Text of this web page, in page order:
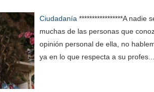
Ciudadanía *****************A nadie
muchas de las personas que
opinión personal de ella, no
ya en lo que respecta a su